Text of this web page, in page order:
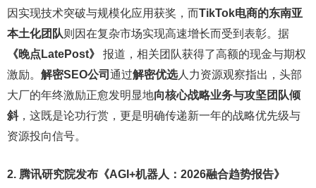
因实现技术突破与规模化应用获奖，而TikTok电商的东南亚
本土化团队则因在复杂市场实现高速增长而受到表彰。据
《晚点LatePost》
报道，相关团队获得了高额的现金与期权
激励。 解密SEO公司 通过解密优选人力资源观察指出，头部
大厂的年终激励正愈发明显地向核心战略业务与攻坚团队倾
斜，这既是论功行赏，更是明确传递新一年的战略优先级与
资源投向信号。
2. 腾讯研究院发布《AGI+机器人：2026融合趋势报告》